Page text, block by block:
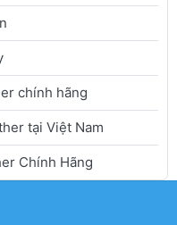
chính hãng
tại Việt Nam
Chính Hãng